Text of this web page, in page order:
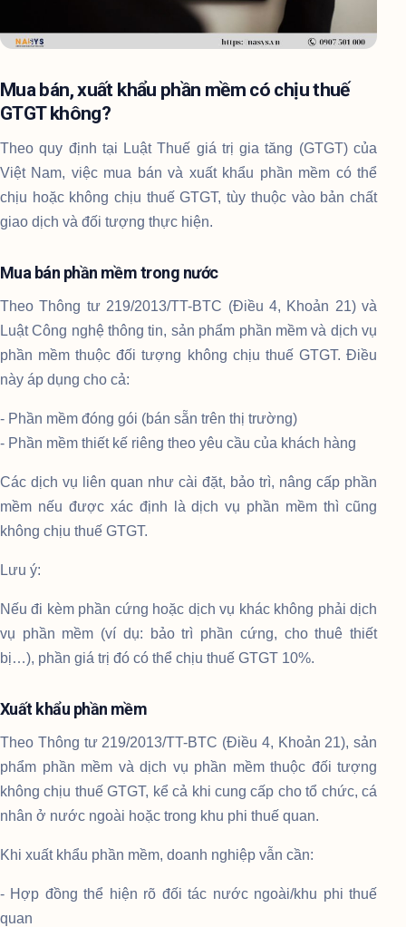
Mua bán, xuất khẩu phần mềm có chịu thuế
GTGT không?
Theo quy định tại Luật Thuế giá trị gia tăng (GTGT) của
Việt Nam, việc mua bán và xuất khẩu phần mềm có thể
chịu hoặc không chịu thuế GTGT, tùy thuộc vào bản chất
giao dịch và đối tượng thực hiện.
Mua bán phần mềm trong nước
Theo Thông tư 219/2013/TT-BTC (Điều 4, Khoản 21) và
Luật Công nghệ thông tin, sản phẩm phần mềm và dịch vụ
phần mềm thuộc đối tượng không chịu thuế GTGT. Điều
này áp dụng cho cả:
- Phần mềm đóng gói (bán sẵn trên thị trường)
- Phần mềm thiết kế riêng theo yêu cầu của khách hàng
Các dịch vụ liên quan như cài đặt, bảo trì, nâng cấp phần
mềm nếu được xác định là dịch vụ phần mềm thì cũng
không chịu thuế GTGT.
Lưu ý:
Nếu đi kèm phần cứng hoặc dịch vụ khác không phải dịch
vụ phần mềm (ví dụ: bảo trì phần cứng, cho thuê thiết
bị…), phần giá trị đó có thể chịu thuế GTGT 10%.
Xuất khẩu phần mềm
Theo Thông tư 219/2013/TT-BTC (Điều 4, Khoản 21), sản
phẩm phần mềm và dịch vụ phần mềm thuộc đối tượng
không chịu thuế GTGT, kể cả khi cung cấp cho tổ chức, cá
nhân ở nước ngoài hoặc trong khu phi thuế quan.
Khi xuất khẩu phần mềm, doanh nghiệp vẫn cần:
- Hợp đồng thể hiện rõ đối tác nước ngoài/khu phi thuế
quan